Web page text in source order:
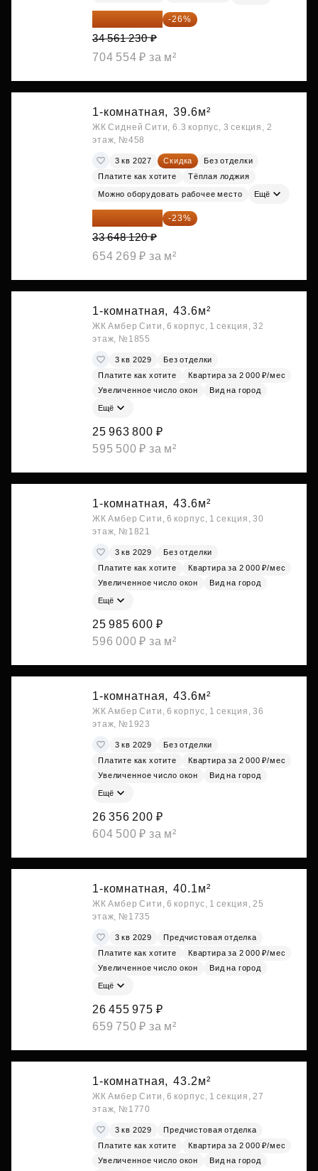
25 575 310 ₽ -26%
34 561 230 ₽
704 554 ₽ за м²
1-комнатная, 39.6м²
ЖК Сидней Сити, 6.3 корпус, 3 секция, 2
этаж, №458
3 кв 2027 Скидка
Без отделки
Платите как хотите
Тёплая лоджия
Можно оборудовать рабочее место Ещё
25 909 052 ₽ -23%
33 648 120 ₽
654 269 ₽ за м²
1-комнатная, 43.6м²
ЖК Амбер Сити, 6 корпус, 1 секция, 32
этаж, №1855
3 кв 2029
Без отделки
Платите как хотите
Квартира за 2 000 ₽/мес
Увеличенное число окон
Вид на город
Ещё
25 963 800 ₽
595 500 ₽ за м²
1-комнатная, 43.6м²
ЖК Амбер Сити, 6 корпус, 1 секция, 30
этаж, №1821
3 кв 2029
Без отделки
Платите как хотите
Квартира за 2 000 ₽/мес
Увеличенное число окон
Вид на город
Ещё
25 985 600 ₽
596 000 ₽ за м²
1-комнатная, 43.6м²
ЖК Амбер Сити, 6 корпус, 1 секция, 36
этаж, №1923
3 кв 2029
Без отделки
Платите как хотите
Квартира за 2 000 ₽/мес
Увеличенное число окон
Вид на город
Ещё
26 356 200 ₽
604 500 ₽ за м²
1-комнатная, 40.1м²
ЖК Амбер Сити, 6 корпус, 1 секция, 25
этаж, №1735
3 кв 2029
Предчистовая отделка
Платите как хотите
Квартира за 2 000 ₽/мес
Увеличенное число окон
Вид на город
Ещё
26 455 975 ₽
659 750 ₽ за м²
1-комнатная, 43.2м²
ЖК Амбер Сити, 6 корпус, 1 секция, 27
этаж, №1770
3 кв 2029
Предчистовая отделка
Платите как хотите
Квартира за 2 000 ₽/мес
Увеличенное число окон
Вид на город